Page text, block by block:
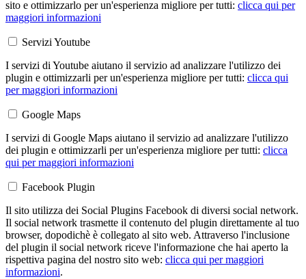
sito e ottimizzarlo per un'esperienza migliore per tutti: clicca qui per
maggiori informazioni
Servizi Youtube
I servizi di Youtube aiutano il servizio ad analizzare l'utilizzo dei
plugin e ottimizzarli per un'esperienza migliore per tutti: clicca qui
per maggiori informazioni
Google Maps
I servizi di Google Maps aiutano il servizio ad analizzare l'utilizzo
dei plugin e ottimizzarli per un'esperienza migliore per tutti: clicca
qui per maggiori informazioni
Facebook Plugin
Il sito utilizza dei Social Plugins Facebook di diversi social network.
Il social network trasmette il contenuto del plugin direttamente al tuo
browser, dopodichè è collegato al sito web. Attraverso l'inclusione
del plugin il social network riceve l'informazione che hai aperto la
rispettiva pagina del nostro sito web: clicca qui per maggiori
informazioni.